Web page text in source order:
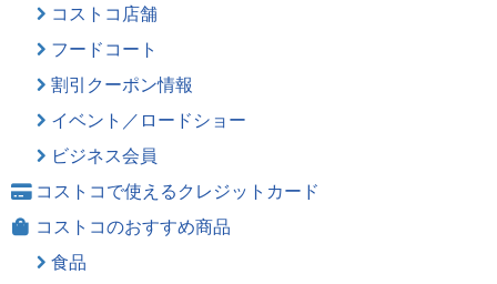
コストコ店舗
フードコート
割引クーポン情報
イベント／ロードショー
ビジネス会員
コストコで使えるクレジットカード
コストコのおすすめ商品
食品